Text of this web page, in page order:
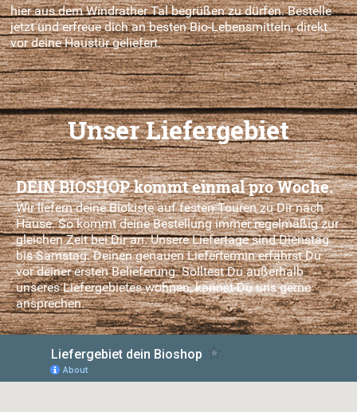
hier aus dem Windrather Tal begrüßen zu dürfen. Bestelle
jetzt und erfreue dich an besten Bio-Lebensmitteln, direkt
vor deine Haustür geliefert.
Unser Liefergebiet
DEIN BIOSHOP kommt einmal pro Woche.
Wir liefern deine Biokiste auf festen Touren zu Dir nach
Hause. So kommt deine Bestellung immer regelmäßig zur
gleichen Zeit bei Dir an. Unsere Liefertage sind Dienstag
bis Samstag. Deinen genauen Liefertermin erfährst Du
vor deiner ersten Belieferung. Solltest Du außerhalb
unseres Liefergebietes wohnen, kannst Du uns gerne
ansprechen.